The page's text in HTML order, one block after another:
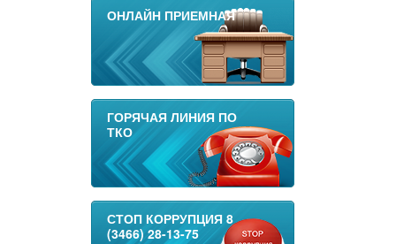
ОНЛАЙН ПРИЕМНАЯ
ГОРЯЧАЯ ЛИНИЯ ПО
ТКО
СТОП КОРРУПЦИЯ 8
(3466) 28-13-75